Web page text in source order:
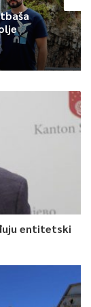
stepenu
roku –
Kantona
u toku.
Sarajevo za
protokol i press
entitetski